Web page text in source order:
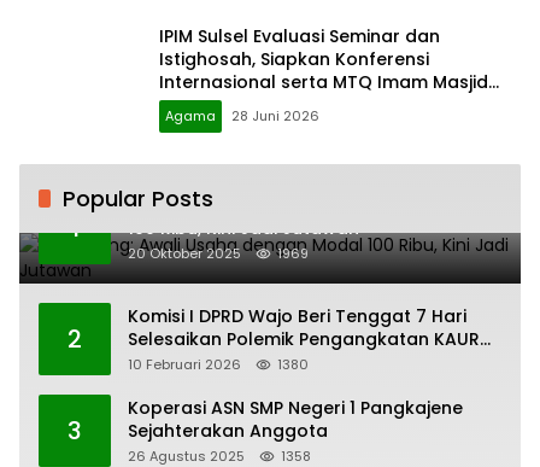
IPIM Sulsel Evaluasi Seminar dan
Istighosah, Siapkan Konferensi
Internasional serta MTQ Imam Masjid
Nasional
Agama 28 Juni 2026
Popular Posts
1
H. Ampang: Awali Usaha dengan Modal
100 Ribu, Kini Jadi Jutawan
20 Oktober 2025 1969
2
Komisi I DPRD Wajo Beri Tenggat 7 Hari
Selesaikan Polemik Pengangkatan KAUR
Keuangan Desa Bau-Bau
10 Februari 2026 1380
3
Koperasi ASN SMP Negeri 1 Pangkajene
Sejahterakan Anggota
26 Agustus 2025 1358